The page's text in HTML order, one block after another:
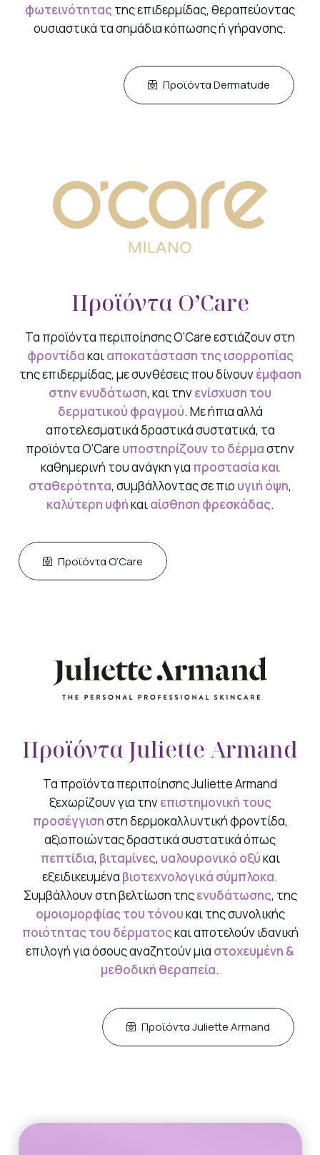
φωτεινότητας της επιδερμίδας, θεραπεύοντας
ουσιαστικά τα σημάδια κόπωσης ή γήρανσης.
Προϊόντα Dermatude
Προϊόντα O’Care
Τα προϊόντα περιποίησης O’Care εστιάζουν στη
φροντίδακαιαποκατάσταση της ισορροπίας
της επιδερμίδας, με συνθέσεις που δίνουνέμφαση
στην ενυδάτωση, και τηνενίσχυση του
δερματικού φραγμού. Με ήπια αλλά
αποτελεσματικά δραστικά συστατικά, τα
προϊόντα O’Care υποστηρίζουν το δέρμαστην
καθημερινή του ανάγκη για προστασία και
σταθερότητα, συμβάλλοντας σε πιο υγιή όψη,
καλύτερη υφήκαιαίσθηση φρεσκάδας.
Προϊόντα O’Care
Προϊόντα Juliette Armand
Τα προϊόντα περιποίησης Juliette Armand
ξεχωρίζουν για τηνεπιστημονική τους
προσέγγισηστη δερμοκαλλυντική φροντίδα,
αξιοποιώντας δραστικά συστατικά όπως
πεπτίδια, βιταμίνες, υαλουρονικό οξύκαι
εξειδικευμένα βιοτεχνολογικά σύμπλοκα.
Συμβάλλουν στη βελτίωση τηςενυδάτωσης, της
ομοιομορφίας του τόνουκαι της συνολικής
ποιότητας του δέρματοςκαι αποτελούν ιδανική
επιλογή για όσους αναζητούν μια στοχευμένη &
μεθοδική θεραπεία.
Προϊόντα Juliette Armand